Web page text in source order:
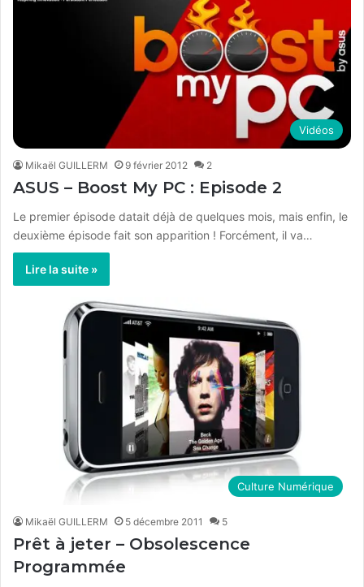
Vidéos
Mikaël GUILLERM 9 février 2012 2
ASUS – Boost My PC : Episode 2
Le premier épisode datait déjà de quelques mois, mais enfin, le
deuxième épisode fait son apparition ! Forcément, il va…
Lire la suite »
Culture Numérique
Mikaël GUILLERM 5 décembre 2011 5
Prêt à jeter – Obsolescence
Programmée